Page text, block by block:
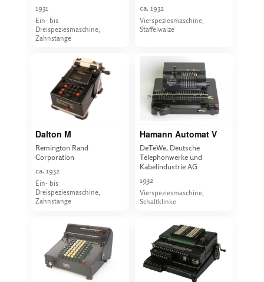
1931
Ein- bis
Dreispeziesmaschine,
Zahnstange
ca. 1932
Vierspeziesmaschine,
Staffelwalze
Dalton M
Remington Rand
Corporation
ca. 1932
Ein- bis
Dreispeziesmaschine,
Zahnstange
Hamann Automat V
DeTeWe, Deutsche
Telephonwerke und
Kabelindustrie AG
1932
Vierspeziesmaschine,
Schaltklinke